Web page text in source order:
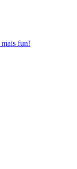
mais fun!